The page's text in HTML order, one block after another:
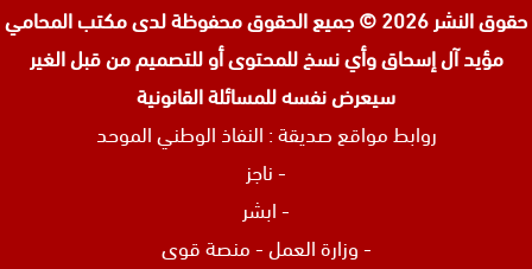
حقوق النشر 2026 © جميع الحقوق محفوظة لدى
مكتب المحامي
مؤيد آل إسحاق وأي نسخ للمحتوى أو للتصميم من قبل الغير
سيعرض نفسه للمسائلة القانونية
روابط مواقع صديقة : النفاذ الوطني الموحد
-ناجز
-ابشر
-وزارة العمل-منصة قوى